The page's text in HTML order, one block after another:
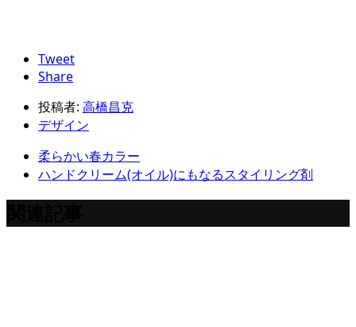
Tweet
Share
投稿者: 高橋昌克
デザイン
柔らかい春カラー
ハンドクリーム(オイル)にもなるスタイリング剤